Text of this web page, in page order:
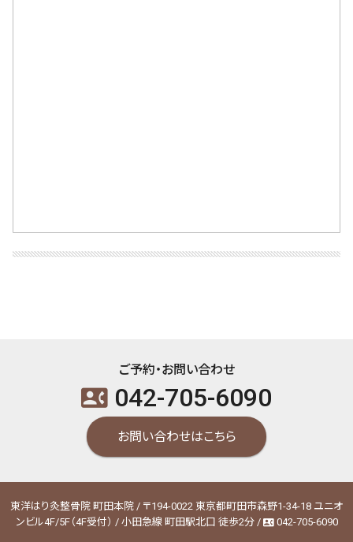
ご予約・お問い合わせ
contact_phone 042-705-6090
お問い合わせはこちら
東洋はり灸整骨院 町田本院 / 〒194-0022 東京都町田市森野1-34-18 ユニオ
ンビル4F/5F（4F受付） / 小田急線 町田駅北口 徒歩2分 / contact_phone042-705-6090